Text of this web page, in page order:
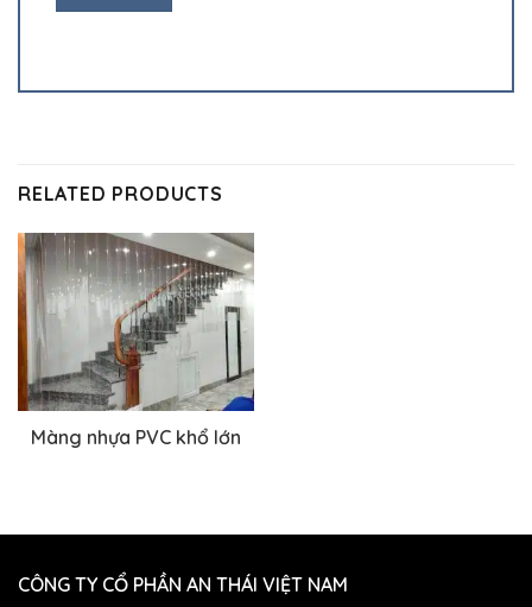
RELATED PRODUCTS
Màng nhựa PVC khổ lớn
CÔNG TY CỔ PHẦN AN THÁI VIỆT NAM